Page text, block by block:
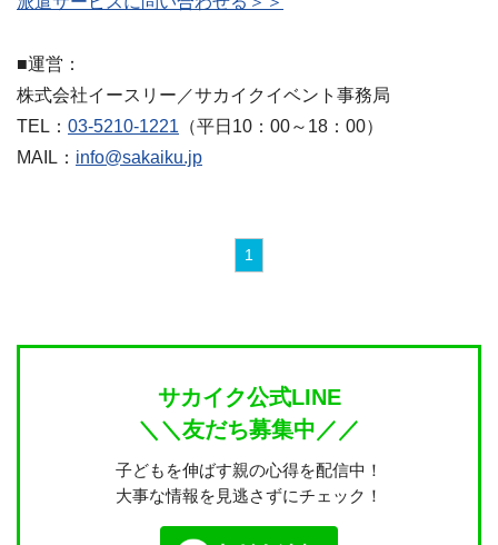
■運営：
株式会社イースリー／サカイクイベント事務局
TEL： 03-5210-1221 （平日10：00～18：00）
MAIL： info@sakaiku.jp
1
サカイク公式LINE
＼＼友だち募集中／／
子どもを伸ばす親の心得を配信中！
大事な情報を見逃さずにチェック！